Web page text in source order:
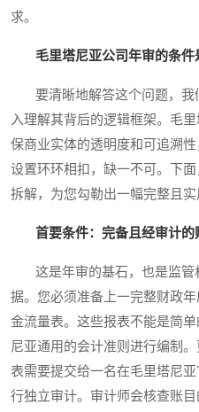
求。
毛里塔尼亚公司年审的条件
要清晰地解答这个问题，我
入理解其背后的逻辑框架。毛
保商业实体的透明度和可追溯
设置环环相扣，缺一不可。下
拆解，为您勾勒出一幅完整且实
首要条件：完备且经审计的
这是年审的基石，也是监管
据。您必须准备上一完整财政
金流量表。这些报表不能是简
尼亚通用的会计准则进行编制
表需要提交给一名在毛里塔尼
行独立审计。审计师会核查账